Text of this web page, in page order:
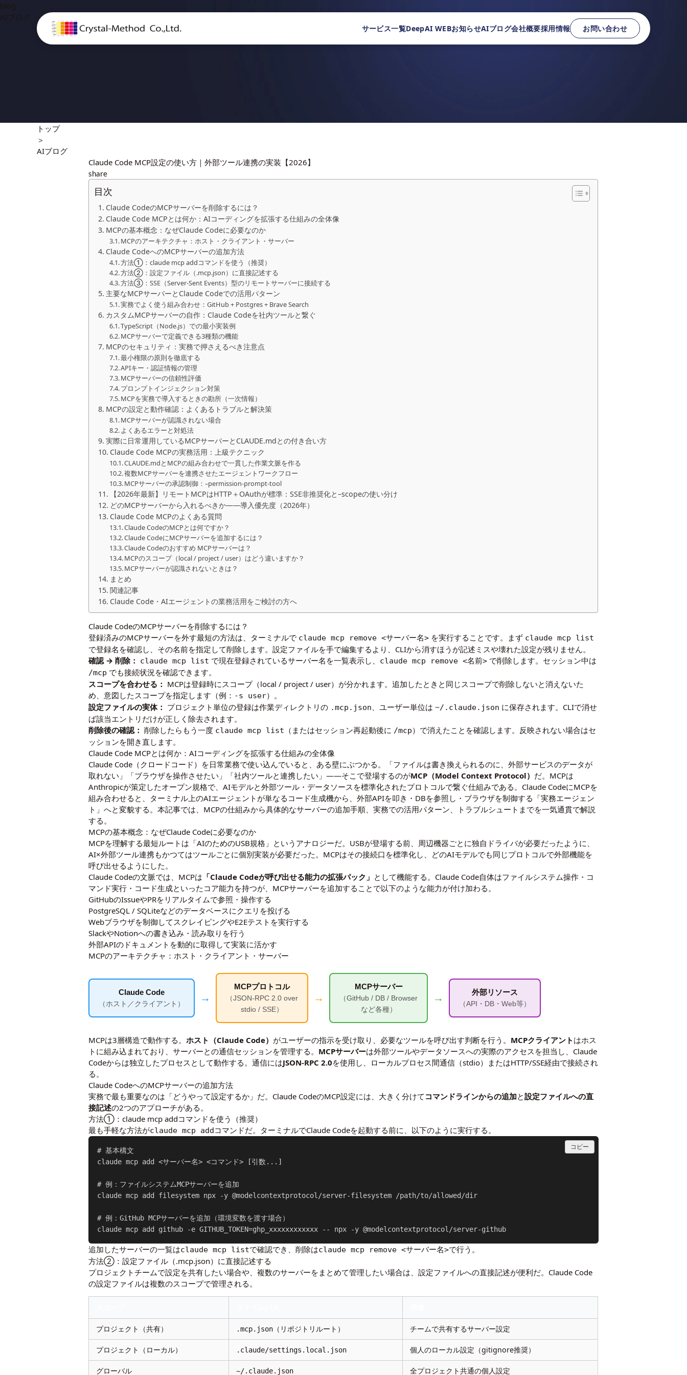
サービス一覧DeepAI WEBお知らせAIブログ会社概要採用情報 お問い合わせ
blog
AIブログ
トップ
＞
AIブログ
Claude Code MCP設定の使い方｜外部ツール連携の実装【2026】
share
目次
Claude CodeのMCPサーバーを削除するには？
Claude Code MCPとは何か：AIコーディングを拡張する仕組みの全体像
MCPの基本概念：なぜClaude Codeに必要なのか
MCPのアーキテクチャ：ホスト・クライアント・サーバー
Claude CodeへのMCPサーバーの追加方法
方法①：claude mcp addコマンドを使う（推奨）
方法②：設定ファイル（.mcp.json）に直接記述する
方法③：SSE（Server-Sent Events）型のリモートサーバーに接続する
主要なMCPサーバーとClaude Codeでの活用パターン
実務でよく使う組み合わせ：GitHub + Postgres + Brave Search
カスタムMCPサーバーの自作：Claude Codeを社内ツールと繋ぐ
TypeScript（Node.js）での最小実装例
MCPサーバーで定義できる3種類の機能
MCPのセキュリティ：実務で押さえるべき注意点
最小権限の原則を徹底する
APIキー・認証情報の管理
MCPサーバーの信頼性評価
プロンプトインジェクション対策
MCPを実務で導入するときの勘所（一次情報）
MCPの設定と動作確認：よくあるトラブルと解決策
MCPサーバーが認識されない場合
よくあるエラーと対処法
実際に日常運用しているMCPサーバーとCLAUDE.mdとの付き合い方
Claude Code MCPの実務活用：上級テクニック
CLAUDE.mdとMCPの組み合わせで一貫した作業文脈を作る
複数MCPサーバーを連携させたエージェントワークフロー
MCPサーバーの承認制御：–permission-prompt-tool
【2026年最新】リモートMCPはHTTP＋OAuthが標準：SSE非推奨化と–scopeの使い分け
どのMCPサーバーから入れるべきか——導入優先度（2026年）
Claude Code MCPのよくある質問
Claude CodeのMCPとは何ですか？
Claude CodeにMCPサーバーを追加するには？
Claude Codeのおすすめ MCPサーバーは？
MCPのスコープ（local / project / user）はどう違いますか？
MCPサーバーが認識されないときは？
まとめ
関連記事
Claude Code・AIエージェントの業務活用をご検討の方へ
Claude CodeのMCPサーバーを削除するには？
登録済みのMCPサーバーを外す最短の方法は、ターミナルで claude mcp remove <サーバー名> を実行することです。まず claude mcp list
で登録名を確認し、その名前を指定して削除します。設定ファイルを手で編集するより、CLIから消すほうが記述ミスや壊れた設定が残りません。
確認 → 削除：
claude mcp list で現在登録されているサーバー名を一覧表示し、 claude mcp remove <名前> で削除します。セッション中は
/mcp でも接続状況を確認できます。
スコープを合わせる： MCPは登録時にスコープ（local / project / user）が分かれます。追加したときと同じスコープで削除しないと消えないた
め、意図したスコープを指定します（例： -s user）。
設定ファイルの実体： プロジェクト単位の登録は作業ディレクトリの .mcp.json、ユーザー単位は~/.claude.json に保存されます。CLIで消せ
ば該当エントリだけが正しく除去されます。
削除後の確認： 削除したらもう一度 claude mcp list （またはセッション再起動後に /mcp）で消えたことを確認します。反映されない場合はセ
ッションを開き直します。
Claude Code MCPとは何か：AIコーディングを拡張する仕組みの全体像
Claude Code（クロードコード）を日常業務で使い込んでいると、ある壁にぶつかる。「ファイルは書き換えられるのに、外部サービスのデータが
取れない」「ブラウザを操作させたい」「社内ツールと連携したい」——そこで登場するのがMCP（Model Context Protocol） だ。MCPは
Anthropicが策定したオープン規格で、AIモデルと外部ツール・データソースを標準化されたプロトコルで繋ぐ仕組みである。Claude CodeにMCPを
組み合わせると、ターミナル上のAIエージェントが単なるコード生成機から、外部APIを叩き・DBを参照し・ブラウザを制御する「実務エージェン
ト」へと変貌する。本記事では、MCPの仕組みから具体的なサーバーの追加手順、実務での活用パターン、トラブルシュートまでを一気通貫で解説
する。
MCPの基本概念：なぜClaude Codeに必要なのか
MCPを理解する最短ルートは「AIのためのUSB規格」というアナロジーだ。USBが登場する前、周辺機器ごとに独自ドライバが必要だったように、
AI×外部ツール連携もかつてはツールごとに個別実装が必要だった。MCPはその接続口を標準化し、どのAIモデルでも同じプロトコルで外部機能を
呼び出せるようにした。
Claude Codeの文脈では、MCPは 「Claude Codeが呼び出せる能力の拡張パック」 として機能する。Claude Code自体はファイルシステム操作・コ
マンド実行・コード生成といったコア能力を持つが、MCPサーバーを追加することで以下のような能力が付け加わる。
GitHubのIssueやPRをリアルタイムで参照・操作する
PostgreSQL / SQLiteなどのデータベースにクエリを投げる
Webブラウザを制御してスクレイピングやE2Eテストを実行する
SlackやNotionへの書き込み・読み取りを行う
外部APIのドキュメントを動的に取得して実装に活かす
MCPのアーキテクチャ：ホスト・クライアント・サーバー
Claude Code
（ホスト／クライアント） →
MCPプロトコル
（JSON-RPC 2.0 over
stdio / SSE）
→
MCPサーバー
（GitHub / DB / Browser
など各種）
→ 外部リソース
（API・DB・Web等）
MCPは3層構造で動作する。ホスト（Claude Code） がユーザーの指示を受け取り、必要なツールを呼び出す判断を行う。 MCPクライアント はホス
トに組み込まれており、サーバーとの通信セッションを管理する。 MCPサーバーは外部ツールやデータソースへの実際のアクセスを担当し、Claude
Codeからは独立したプロセスとして動作する。通信にはJSON-RPC 2.0を使用し、ローカルプロセス間通信（stdio）またはHTTP/SSE経由で接続され
る。
Claude CodeへのMCPサーバーの追加方法
実務で最も重要なのは「どうやって設定するか」だ。Claude CodeのMCP設定には、大きく分けて コマンドラインからの追加と設定ファイルへの直
接記述の2つのアプローチがある。
方法①：claude mcp addコマンドを使う（推奨）
最も手軽な方法がclaude mcp addコマンドだ。ターミナルでClaude Codeを起動する前に、以下のように実行する。
# 基本構文
claude mcp add <サーバー名> <コマンド> [引数...]
# 例：ファイルシステムMCPサーバーを追加
claude mcp add filesystem npx -y @modelcontextprotocol/server-filesystem /path/to/allowed/dir
# 例：GitHub MCPサーバーを追加（環境変数を渡す場合）
claude mcp add github -e GITHUB_TOKEN=ghp_xxxxxxxxxxxx -- npx -y @modelcontextprotocol/server-github
コピー
追加したサーバーの一覧はclaude mcp listで確認でき、削除はclaude mcp remove <サーバー名>で行う。
方法②：設定ファイル（.mcp.json）に直接記述する
プロジェクトチームで設定を共有したい場合や、複数のサーバーをまとめて管理したい場合は、設定ファイルへの直接記述が便利だ。Claude Code
の設定ファイルは複数のスコープで管理される。
プロジェクト（共有） .mcp.json （リポジトリルート） チームで共有するサーバー設定
プロジェクト（ローカル） .claude/settings.local.json 個人のローカル設定（gitignore推奨）
グローバル ~/.claude.json 全プロジェクト共通の個人設定